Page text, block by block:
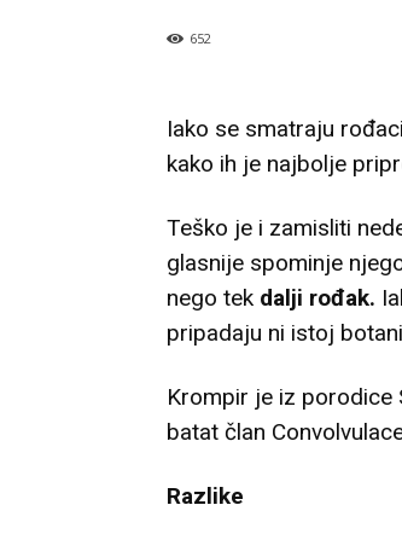
652
Iako se smatraju
kako ih je najbolje
Teško je i zamisliti
glasnije spominje
nego tek dalji rođak.
pripadaju ni istoj
Krompir je iz porodice
batat član
Razlike